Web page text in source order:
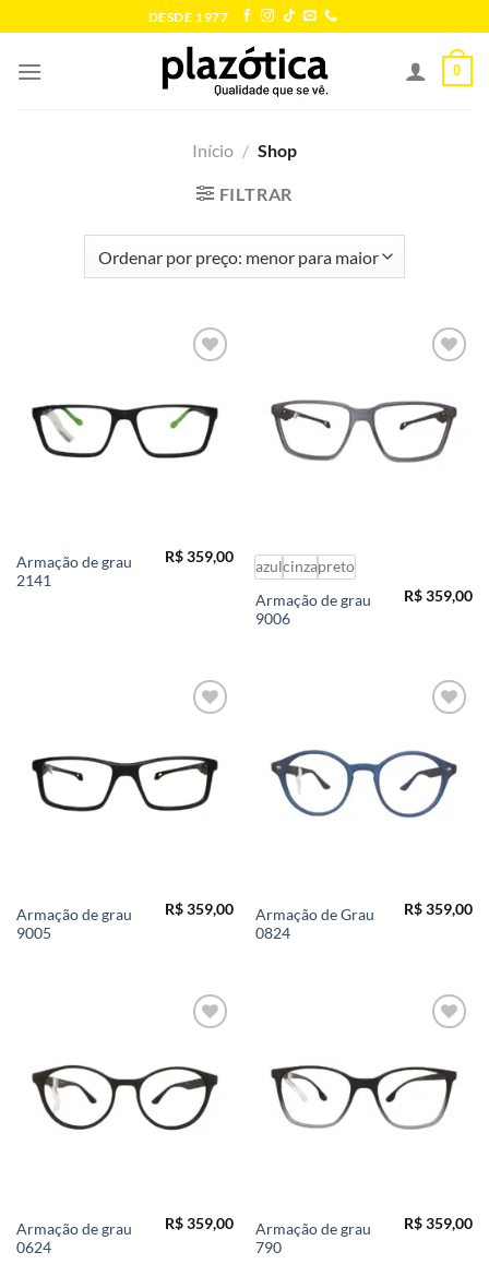
to
content
DESDE 1977
0
Início / Shop
FILTRAR
Armação de grau
2141
R$359,00
azulcinzapreto
Armação de grau
9006
R$359,00
Armação de grau
9005
R$359,00
Armação de Grau
0824
R$359,00
Armação de grau
0624
R$359,00
Armação de grau
790
R$359,00